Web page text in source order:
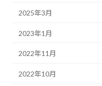
2025年3月
2023年1月
2022年11月
2022年10月